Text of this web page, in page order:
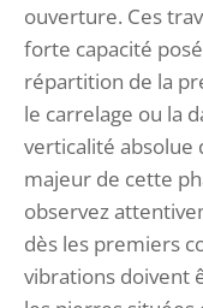
ouverture. Ces
forte capacité
répartition de la
le carrelage ou la
verticalité absolue
majeur de cette
observez
dès les premiers
vibrations doivent